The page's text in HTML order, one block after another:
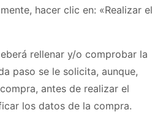
hacer clic en: «Realizar el
rellenar y/o comprobar la
paso se le solicita, aunque,
antes de realizar el
los datos de la compra.